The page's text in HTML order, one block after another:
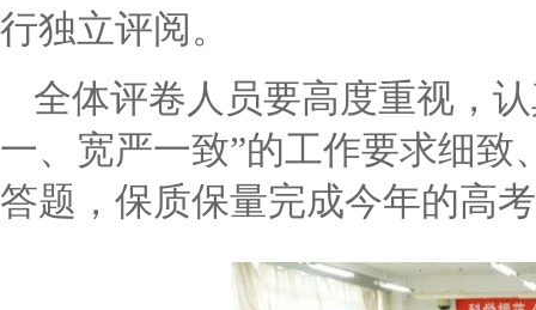
行独立评阅。
全体评卷人员要高度重视，
一、宽严一致”的工作要求细致
答题，保质保量完成今年的高